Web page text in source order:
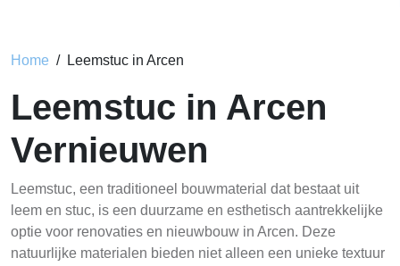
Home Leemstuc in Arcen
Leemstuc in Arcen
Vernieuwen
Leemstuc, een traditioneel bouwmaterial dat bestaat uit
leem en stuc, is een duurzame en esthetisch aantrekkelijke
optie voor renovaties en nieuwbouw in Arcen. Deze
natuurlijke materialen bieden niet alleen een unieke textuur